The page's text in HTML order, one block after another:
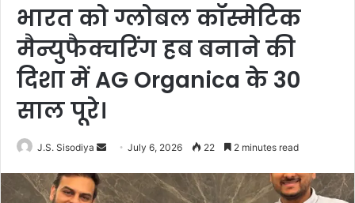
भारत को ग्लोबल कॉस्मेटिक
मैन्युफैक्चरिंग हब बनाने की
दिशा में AG Organica के 30
साल पूरे।
J.S. Sisodiya
Send
email
July 6, 2026 22 2 minutes read